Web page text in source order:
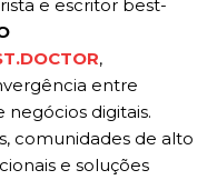
e escritor best-
,
entre
digitais.
comunidades de alto
e soluções